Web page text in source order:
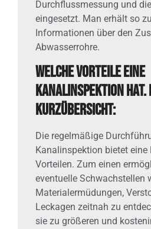
Durchflussmessung und
eingesetzt. Man erhält so
Informationen über den
Abwasserrohre.
Welche Vorteile eine
Kanalinspektion hat.
Kurzübersicht:
Die regelmäßige
Kanalinspektion bietet eine
Vorteilen. Zum einen
eventuelle Schwachstellen
Materialermüdungen,
Leckagen zeitnah zu
sie zu größeren und